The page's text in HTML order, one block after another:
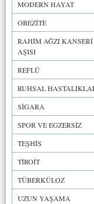
MODERN HAYAT
OBEZİTE
RAHİM AĞZI KANSERİ
AŞISI
REFLÜ
RUHSAL
SİGARA
SPOR VE EGZERSİZ
TEŞHİS
TİROİT
TÜBERKÜLOZ
UZUN YAŞAMA